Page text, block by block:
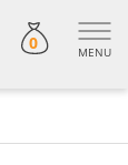
0 MENU